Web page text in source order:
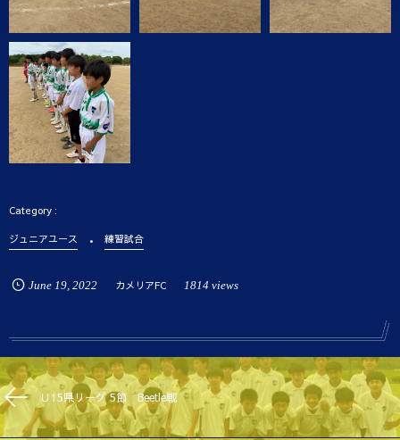
ジュニアユース 練習試合
June 19, 2022 カメリアFC 1814 views
Ｕ15県リーグ 5節 Beetle戦